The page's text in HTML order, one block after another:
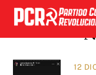
Skip
content
12